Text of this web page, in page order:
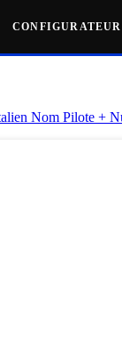
CONFIGURATEUR
Nom Pilote +